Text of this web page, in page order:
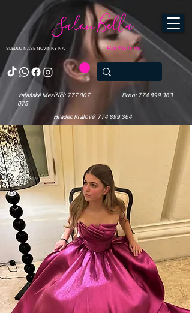
SLEDUJ NAŠE NOVINKY NA
Salon Bella
Valašské Meziříčí: 777 007
075
Brno: 774 899 363
Hradec Králové: 774 899 364
Přihlásit se